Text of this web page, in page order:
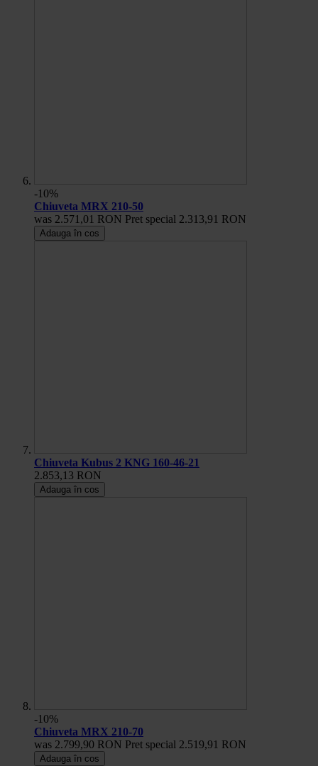
-10%
Chiuveta MRX 210-50
was 2.571,01 RON Pret special 2.313,91 RON
Adauga în cos
Chiuveta Kubus 2 KNG 160-46-21
2.853,13 RON
Adauga în cos
-10%
Chiuveta MRX 210-70
was 2.799,90 RON Pret special 2.519,91 RON
Adauga în cos